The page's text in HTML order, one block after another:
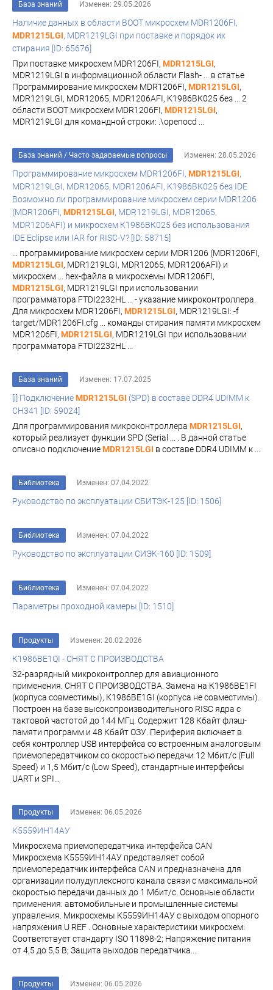
База знаний Изменен: 29.05.2026
Наличие данных в области BOOT микросхем MDR1206FI,
MDR1215LGI, MDR1219LGI при поставке и порядок их
стирания [ID: 65676]
При поставке микросхем MDR1206FI, MDR1215LGI,
MDR1219LGI в информационной области Flash- ... в статье
Программирование микросхем MDR1206FI, MDR1215LGI,
MDR1219LGI, MDR12065, MDR1206AFI, К1986ВК025 без ... 2
области BOOT микросхем MDR1206FI, MDR1215LGI,
MDR1219LGI для командной строки: .\openocd ...
База знаний / Часто задаваемые вопросы Изменен: 28.05.2026
Программирование микросхем MDR1206FI, MDR1215LGI,
MDR1219LGI, MDR12065, MDR1206AFI, К1986ВК025 без IDE
Возможно ли программирование микросхем серии MDR1206
(MDR1206FI, MDR1215LGI, MDR1219LGI, MDR12065,
MDR1206AFI) и микросхем К1986ВК025 без использования
IDE Eclipse или IAR for RISC-V? [ID: 58715]
... программирование микросхем серии MDR1206 (MDR1206FI,
MDR1215LGI, MDR1219LGI, MDR12065, MDR1206AFI) и
микросхем ... hex-файла в микросхемы MDR1206FI,
MDR1215LGI, MDR1219LGI при использовании
программатора FTDI2232HL ... - указание микроконтроллера.
Для микросхем MDR1206FI, MDR1215LGI, MDR1219LGI: -f
target/MDR1206FI.cfg ... команды стирания памяти микросхем
MDR1206FI, MDR1215LGI, MDR1219LGI при использовании
программатора FTDI2232HL ...
База знаний Изменен: 17.07.2025
[i] ПодключениеMDR1215LGI (SPD) в составе DDR4 UDIMM к
CH341 [ID: 59024]
Для программирования микроконтроллера MDR1215LGI,
который реализует функции SPD (Serial ... . В данной статье
описано подключениеMDR1215LGI в составе DDR4 UDIMM к ...
Библиотека Изменен: 07.04.2022
Руководство по эксплуатации СБИТЭК-125 [ID: 1506]
Библиотека Изменен: 07.04.2022
Руководство по эксплуатации СИЭК-160 [ID: 1509]
Библиотека Изменен: 07.04.2022
Параметры проходной камеры [ID: 1510]
Продукты Изменен: 20.02.2026
К1986ВЕ1QI - СНЯТ С ПРОИЗВОДСТВА
32-разрядный микроконтроллер для авиационного
применения. СНЯТ С ПРОИЗВОДСТВА. Замена на К1986ВЕ1FI
(корпуса совместимы), К1986ВЕ1GI (корпуса не совместимы).
Построен на базе высокопроизводительного RISC ядра с
тактовой частотой до 144 МГц. Содержит 128 Кбайт флэш-
памяти программ и 48 Кбайт ОЗУ. Периферия включает в
себя контроллер USB интерфейса со встроенным аналоговым
приемопередатчиком со скоростью передачи 12 Мбит/с (Full
Speed) и 1,5 Мбит/с (Low Speed), стандартные интерфейсы
UART и SPI...
Продукты Изменен: 06.05.2026
К5559ИН14АУ
Микросхема приемопередатчика интерфейса CAN
Микросхема К5559ИН14АУ представляет собой
приемопередатчик интерфейса CAN и предназначена для
организации полудуплексного канала связи с максимальной
скоростью передачи данных до 1 Мбит/с. Основные области
применения: автомобильные и промышленные системы
управления. Микросхемы К5559ИН14АУ с выходом опорного
напряжения U REF . Основные характеристики микросхем:
Соответствует стандарту ISO 11898-2; Напряжение питания
от 4,5 до 5,5 В; Защита выходов передатчика...
Продукты Изменен: 06.05.2026